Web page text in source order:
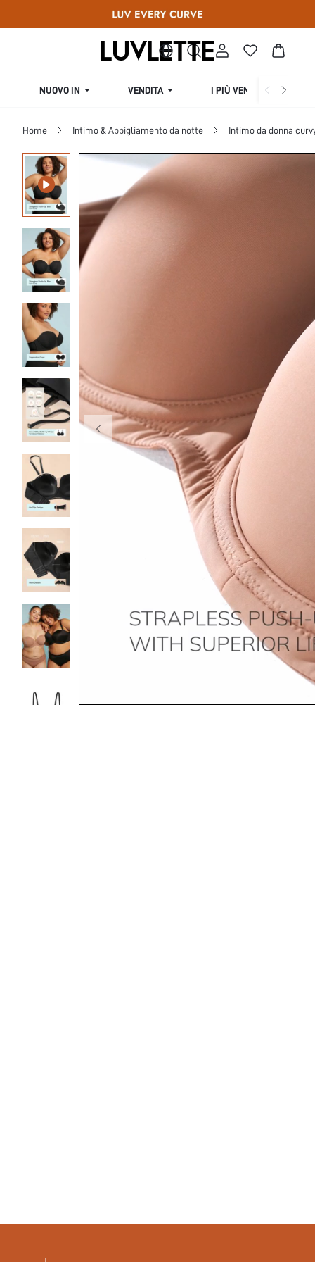
NUOVO IN VENDITA I PIÙ VENDUTI
Home Intimo & Abbigliamento da notte Intimo da donna